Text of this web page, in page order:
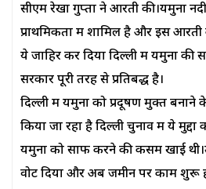
सीएम रेखा गुप्ता ने आरती की।यमुना
प्राथमिकता में शामिल है और इस
ये जाहिर कर दिया दिल्ली में यमुना की
सरकार पूरी तरह से प्रतिबद्ध है।
दिल्ली में यमुना को प्रदूषण मुक्त बनाने
किया जा रहा है दिल्ली चुनाव में ये
यमुना को साफ करने की कसम खाई
वोट दिया और अब जमीन पर काम शुरू